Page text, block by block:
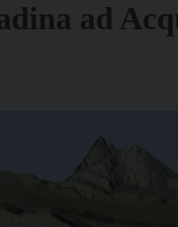
ad